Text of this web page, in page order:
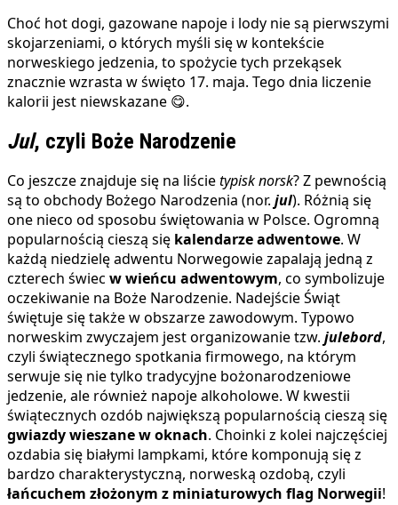
Choć hot dogi, gazowane napoje i lody nie są pierwszymi
skojarzeniami, o których myśli się w kontekście
norweskiego jedzenia, to spożycie tych przekąsek
znacznie wzrasta w święto 17. maja. Tego dnia liczenie
kalorii jest niewskazane 😋.
Jul, czyli Boże Narodzenie
Co jeszcze znajduje się na liścietypisk norsk? Z pewnością
są to obchody Bożego Narodzenia (nor. jul). Różnią się
one nieco od sposobu świętowania w Polsce. Ogromną
popularnością cieszą się kalendarze adwentowe. W
każdą niedzielę adwentu Norwegowie zapalają jedną z
czterech świec w wieńcu adwentowym, co symbolizuje
oczekiwanie na Boże Narodzenie. Nadejście Świąt
świętuje się także w obszarze zawodowym. Typowo
norweskim zwyczajem jest organizowanie tzw. julebord,
czyli świątecznego spotkania firmowego, na którym
serwuje się nie tylko tradycyjne bożonarodzeniowe
jedzenie, ale również napoje alkoholowe. W kwestii
świątecznych ozdób największą popularnością cieszą się
gwiazdy wieszane w oknach. Choinki z kolei najczęściej
ozdabia się białymi lampkami, które komponują się z
bardzo charakterystyczną, norweską ozdobą, czyli
łańcuchem złożonym z miniaturowych flag Norwegii!